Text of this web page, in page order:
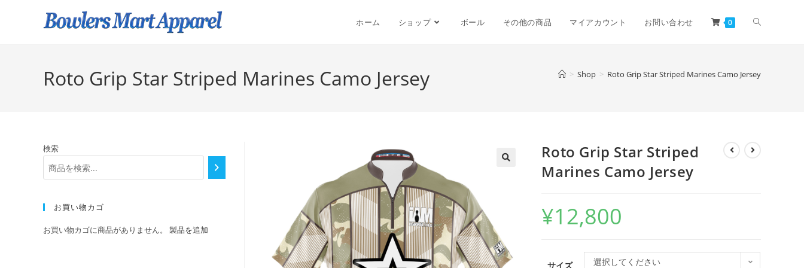
ホーム ショップ ボール その他の商品 マイアカウント お問い合わせ 0
Roto Grip Star Striped Marines Camo Jersey > Shop > Roto Grip Star Striped Marines Camo Jersey
Roto Grip Star Striped
Marines Camo Jersey
¥12,800
サイズ 選択してください
検索
お買い物カゴ
お買い物カゴに商品がありません。 製品を追加